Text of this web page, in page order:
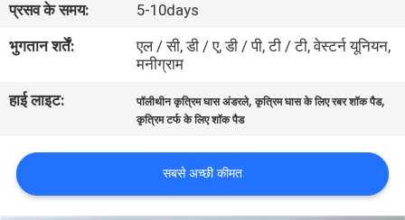
कारखाना
भ्रमण
गुणवत्ता
संपर्क
प्रसव के समय:
5-10days
भुगतान शर्तें:
एल / सी, डी / ए, डी / पी, टी / टी, वेस्टर्न यूनियन,
मनीग्राम
हाई लाइट:
पॉलीथीन कृत्रिम घास अंडरले,कृत्रिम घास के लिए रबर शॉक पैड,
कृत्रिम टर्फ के लिए शॉक पैड
सबसे अच्छी कीमत